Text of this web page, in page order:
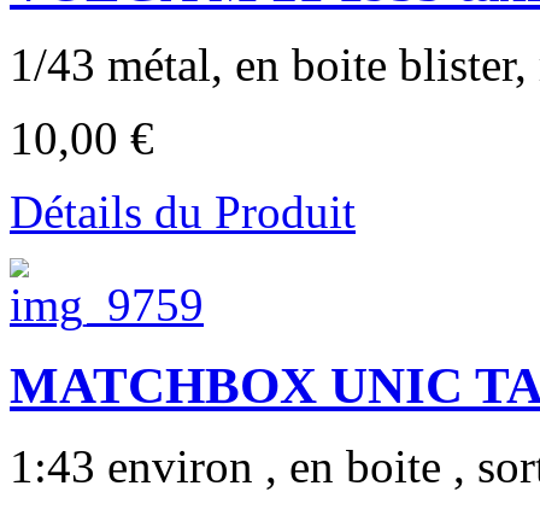
1/43 métal, en boite
10,00 €
Détails du Produit
MATCHBOX UNIC
1:43 environ , en boite ,